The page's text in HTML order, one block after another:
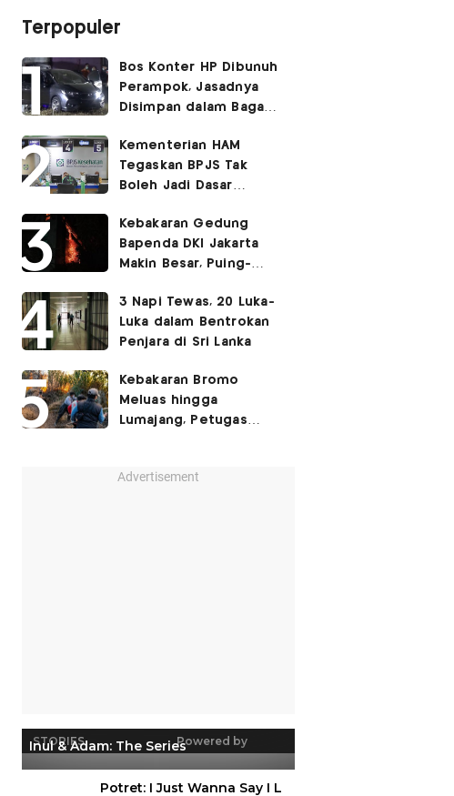
Terpopuler
Bos Konter HP Dibunuh
Perampok, Jasadnya
Disimpan dalam Bagasi
Kementerian HAM
Tegaskan BPJS Tak
Boleh Jadi Dasar
Layanan Kesehatan
Kebakaran Gedung
Bapenda DKI Jakarta
Makin Besar, Puing-
3 Napi Tewas, 20 Luka-
Luka dalam Bentrokan
Penjara di Sri Lanka
Kebakaran Bromo
Meluas hingga
Lumajang, Petugas
Advertisement